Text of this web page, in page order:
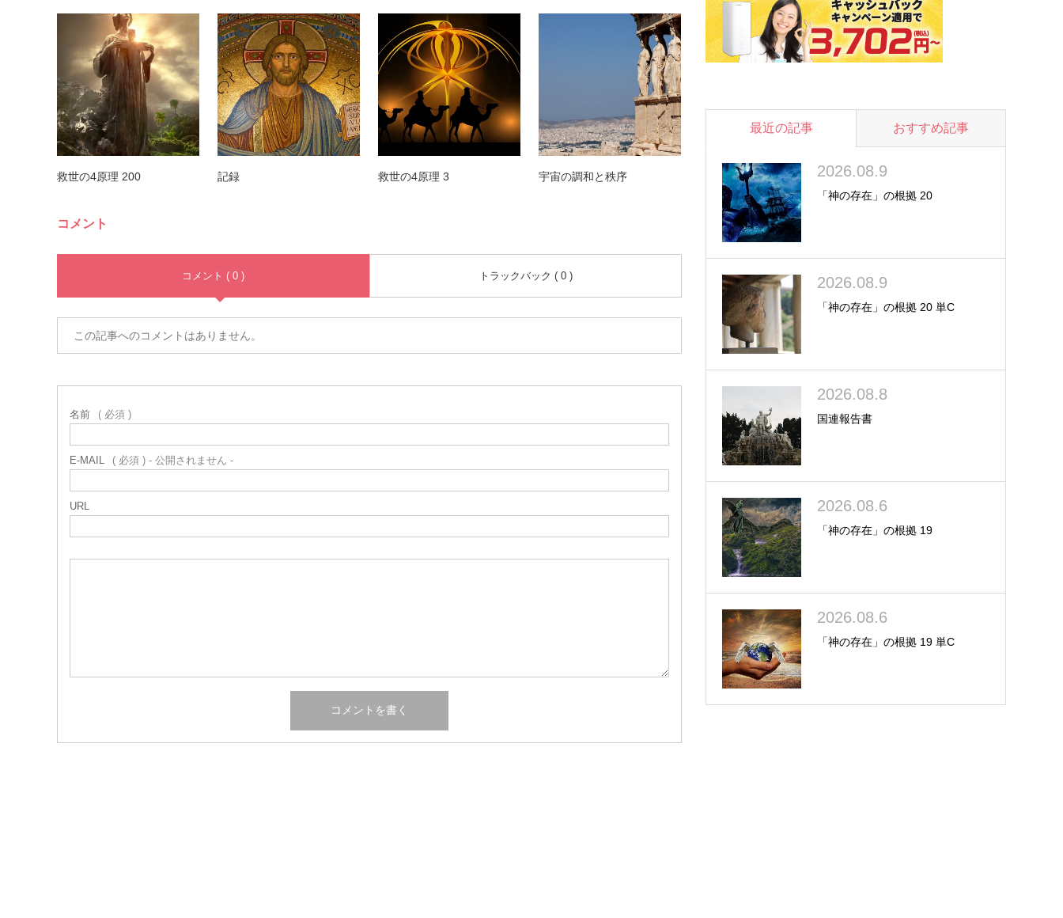
救世の4原理 200 記録 救世の4原理 3 宇宙の調和と秩序
コメント
コメント ( 0 ) トラックバック ( 0 )
この記事へのコメントはありません。
名前 ( 必須 )
E-MAIL ( 必須 ) - 公開されません -
URL
最近の記事 おすすめ記事
2026.08.9
「神の存在」の根拠 20
2026.08.9
「神の存在」の根拠 20 単C
2026.08.8
国連報告書
2026.08.6
「神の存在」の根拠 19
2026.08.6
「神の存在」の根拠 19 単C